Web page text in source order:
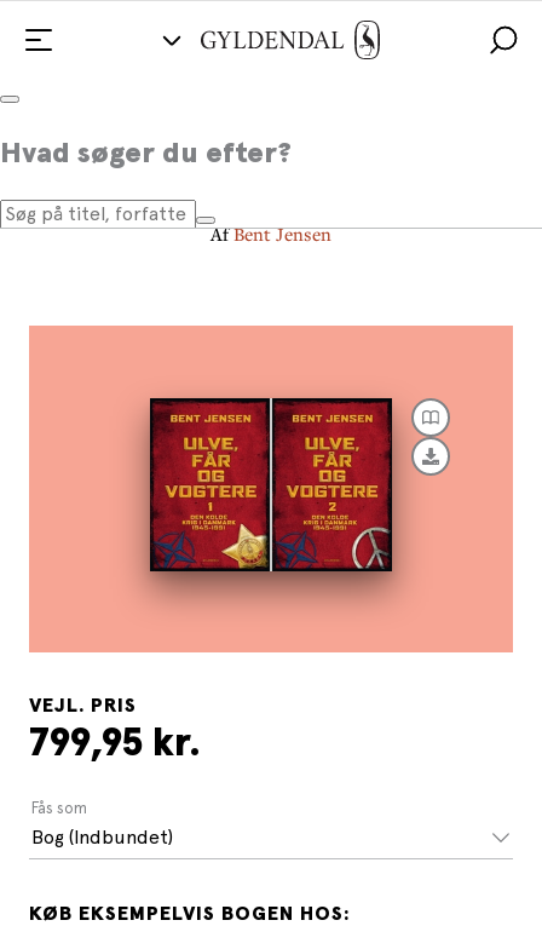
Hvad søger du efter?
Ulve, får og vogtere
Den Kolde Krig i Danmark 1945-1991
AfBent Jensen
VEJL. PRIS
799,95 kr.
Fås som
Bog (Indbundet)
KØB EKSEMPELVIS BOGEN HOS: